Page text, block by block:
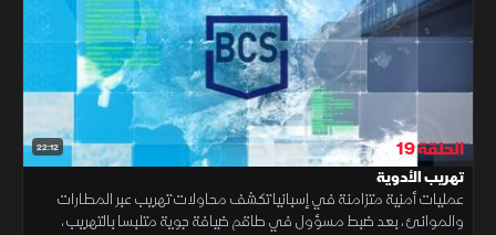
22:12 الحلقة 19
تهريب الأدوية
عمليات أمنية متزامنة في إسبانيا تكشف محاولات تهريب عبر المطارات
والموانئ، بعد ضبط مسؤول في طاقم ضيافة جوية متلبسا بالتهريب،